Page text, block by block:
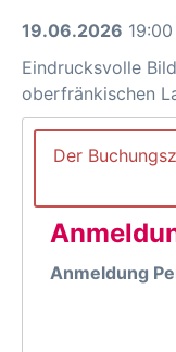
19.06.2026
Eindrucksvolle
oberfränkischen
Der
Anmeldung